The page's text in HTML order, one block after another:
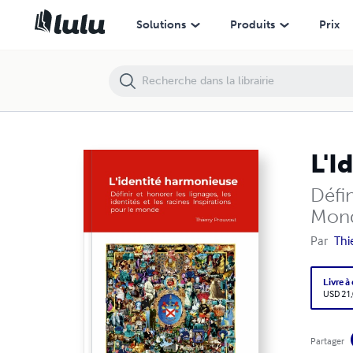
Solutions Produits Prix
Par
Livre
USD
Partager